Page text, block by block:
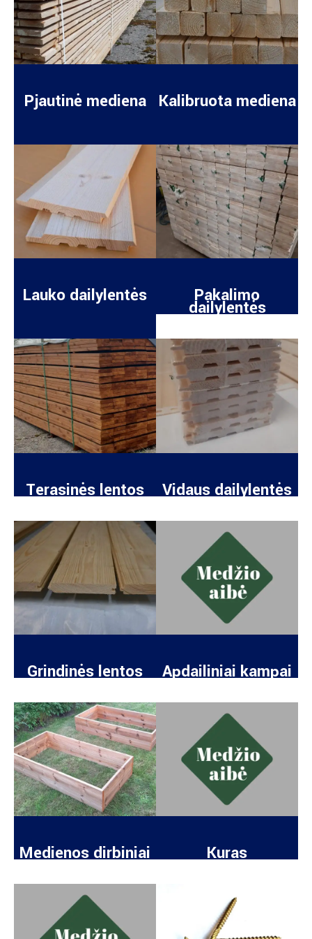
Pjautinė mediena Kalibruota mediena
Lauko dailylentės Pakalimo
dailylentės
Terasinės lentos Vidaus dailylentės
Grindinės lentos Apdailiniai kampai
Medienos dirbiniai Kuras